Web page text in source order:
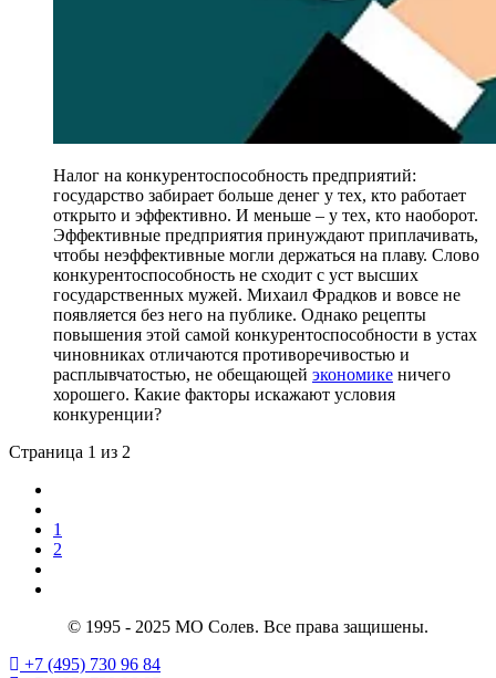
Налог на конкурентоспособность предприятий:
государство забирает больше денег у тех, кто работает
открыто и эффективно. И меньше – у тех, кто наоборот.
Эффективные предприятия принуждают приплачивать,
чтобы неэффективные могли держаться на плаву. Слово
конкурентоспособность не сходит с уст высших
государственных мужей. Михаил Фрадков и вовсе не
появляется без него на публике. Однако рецепты
повышения этой самой конкурентоспособности в устах
чиновниках отличаются противоречивостью и
расплывчатостью, не обещающей экономике ничего
хорошего. Какие факторы искажают условия
конкуренции?
Страница 1 из 2
1
2
© 1995 - 2025 МО Солев. Все права защишены.
+7 (495) 730 96 84